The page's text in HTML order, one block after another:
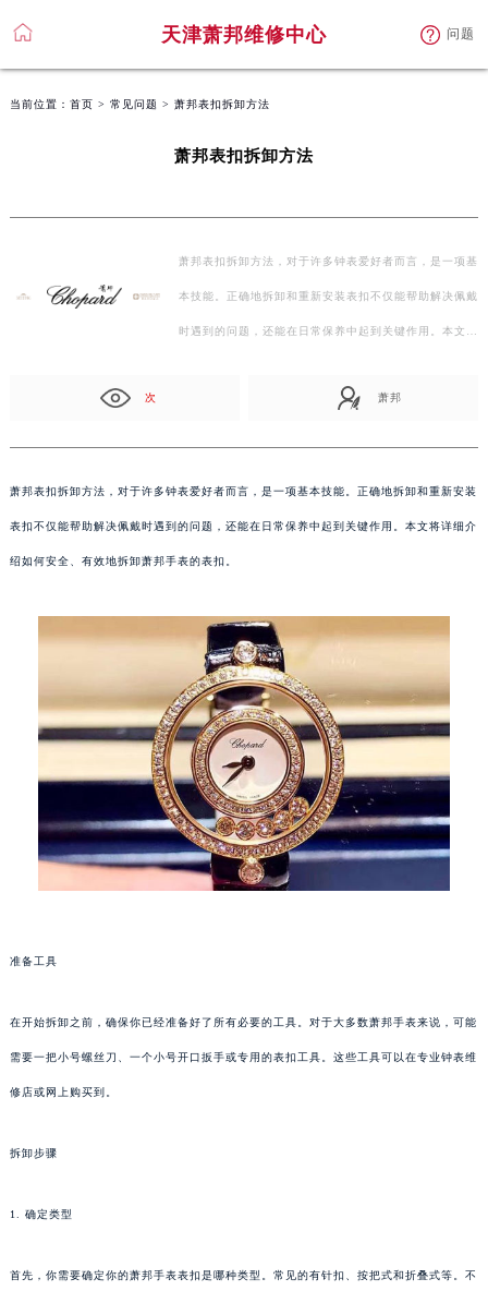
天津萧邦维修中心 问题
当前位置： 首页 > 常见问题 > 萧邦表扣拆卸方法
萧邦表扣拆卸方法
萧邦表扣拆卸方法，对于许多钟表爱好者而言，是一项基
本技能。正确地拆卸和重新安装表扣不仅能帮助解决佩戴
时遇到的问题，还能在日常保养中起到关键作用。本文…
次 萧邦
萧邦表扣拆卸方法，对于许多钟表爱好者而言，是一项基本技能。正确地拆卸和重新安装
表扣不仅能帮助解决佩戴时遇到的问题，还能在日常保养中起到关键作用。本文将详细介
绍如何安全、有效地拆卸萧邦手表的表扣。
准备工具
在开始拆卸之前，确保你已经准备好了所有必要的工具。对于大多数萧邦手表来说，可能
需要一把小号螺丝刀、一个小号开口扳手或专用的表扣工具。这些工具可以在专业钟表维
修店或网上购买到。
拆卸步骤
1. 确定类型
首先，你需要确定你的萧邦手表表扣是哪种类型。常见的有针扣、按把式和折叠式等。不